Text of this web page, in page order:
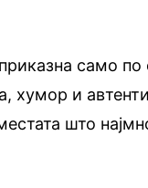
само по
хумор и
што